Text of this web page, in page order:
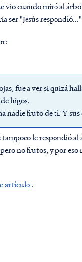
vio cuando miró al
ser "Jesús respondió..."
fue a ver si quizá
higos.
nadie fruto de ti. Y
tampoco le respondió
no frutos, y por eso
artículo.